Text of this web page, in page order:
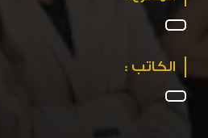
الكاتب :